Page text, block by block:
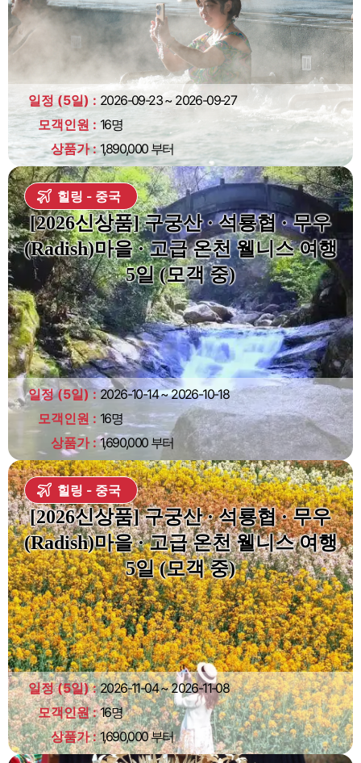
일정 (5일)
2026-09-23 ~ 2026-09-27
모객인원
16명
상품가
1,890,000 부터
힐링 중국
[2026신상품] 구궁산 · 석룡협 · 무우
(Radish)마을 · 고급 온천 웰니스 여행
5일 (모객 중)
일정 (5일)
2026-10-14 ~ 2026-10-18
모객인원
16명
상품가
1,690,000 부터
힐링 중국
[2026신상품] 구궁산 · 석룡협 · 무우
(Radish)마을 · 고급 온천 웰니스 여행
5일 (모객 중)
일정 (5일)
2026-11-04 ~ 2026-11-08
모객인원
16명
상품가
1,690,000 부터